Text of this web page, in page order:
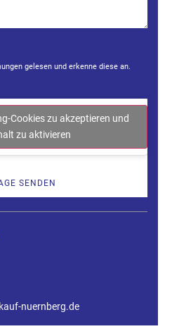
gelesen und erkenne diese an.
Cookies zu akzeptieren und
zu aktivieren
SENDEN
nuernberg.de